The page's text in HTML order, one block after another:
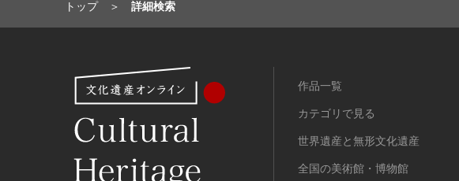
トップ 詳細検索
作品一覧
カテゴリで見る
世界遺産と無形文化遺産
全国の美術館・博物館